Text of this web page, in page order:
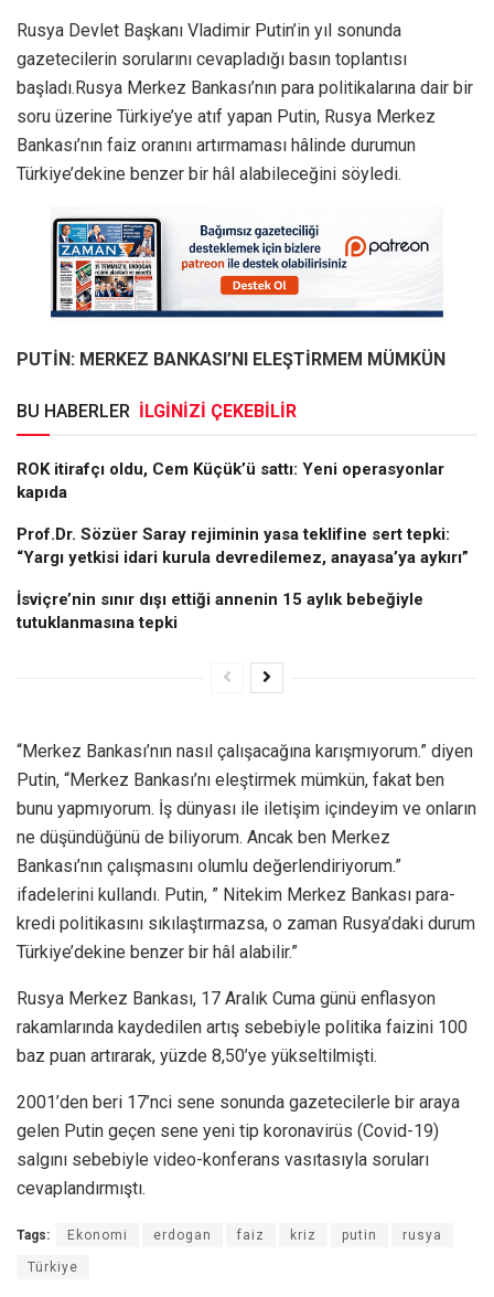
Rusya Devlet Başkanı Vladimir Putin’in yıl sonunda
gazetecilerin sorularını cevapladığı basın toplantısı
başladı.Rusya Merkez Bankası’nın para politikalarına dair bir
soru üzerine Türkiye’ye atıf yapan Putin, Rusya Merkez
Bankası’nın faiz oranını artırmaması hâlinde durumun
Türkiye’dekine benzer bir hâl alabileceğini söyledi.
PUTİN: MERKEZ BANKASI’NI ELEŞTİRMEM MÜMKÜN
BU HABERLER İLGİNİZİ ÇEKEBİLİR
ROK itirafçı oldu, Cem Küçük’ü sattı: Yeni operasyonlar
kapıda
Prof.Dr. Sözüer Saray rejiminin yasa teklifine sert tepki:
“Yargı yetkisi idari kurula devredilemez, anayasa’ya aykırı”
İsviçre’nin sınır dışı ettiği annenin 15 aylık bebeğiyle
tutuklanmasına tepki
“Merkez Bankası’nın nasıl çalışacağına karışmıyorum.” diyen
Putin, “Merkez Bankası’nı eleştirmek mümkün, fakat ben
bunu yapmıyorum. İş dünyası ile iletişim içindeyim ve onların
ne düşündüğünü de biliyorum. Ancak ben Merkez
Bankası’nın çalışmasını olumlu değerlendiriyorum.”
ifadelerini kullandı. Putin, ” Nitekim Merkez Bankası para-
kredi politikasını sıkılaştırmazsa, o zaman Rusya’daki durum
Türkiye’dekine benzer bir hâl alabilir.”
Rusya Merkez Bankası, 17 Aralık Cuma günü enflasyon
rakamlarında kaydedilen artış sebebiyle politika faizini 100
baz puan artırarak, yüzde 8,50’ye yükseltilmişti.
2001’den beri 17’nci sene sonunda gazetecilerle bir araya
gelen Putin geçen sene yeni tip koronavirüs (Covid-19)
salgını sebebiyle video-konferans vasıtasıyla soruları
cevaplandırmıştı.
Tags: Ekonomi erdogan faiz kriz putin rusya
Türkiye